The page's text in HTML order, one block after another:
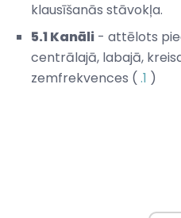
klausīšanās stāvokļa.
5.1 Kanāli - attēlots
centrālajā, labajā,
zemfrekvences ( .1 )